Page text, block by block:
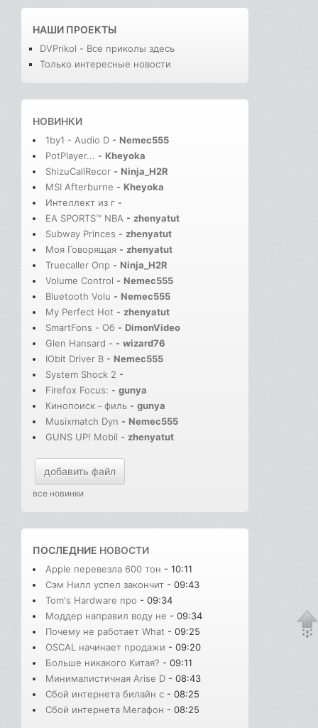
НАШИ ПРОЕКТЫ
DVPrikol - Все приколы здесь
Только интересные новости
НОВИНКИ
1by1 - Audio D - Nemec555
PotPlayer... - Kheyoka
ShizuCallRecor - Ninja_H2R
MSI Afterburne - Kheyoka
Интеллект из г -
EA SPORTS™ NBA - zhenyatut
Subway Princes - zhenyatut
Моя Говорящая - zhenyatut
Truecaller Опр - Ninja_H2R
Volume Control - Nemec555
Bluetooth Volu - Nemec555
My Perfect Hot - zhenyatut
SmartFons - Об - DimonVideo
Glen Hansard - - wizard76
IObit Driver B - Nemec555
System Shock 2 -
Firefox Focus: - gunya
Кинопоиск－филь - gunya
Musixmatch Dyn - Nemec555
GUNS UP! Mobil - zhenyatut
добавить файл
все новинки
ПОСЛЕДНИЕ НОВОСТИ
Apple перевезла 600 тон - 10:11
Сэм Нилл успел закончит - 09:43
Tom's Hardware про - 09:34
Моддер направил воду не - 09:34
Почему не работает What - 09:25
OSCAL начинает продажи - 09:20
Больше никакого Китая? - 09:11
Минималистичная Arise D - 08:43
Сбой интернета билайн с - 08:25
Сбой интернета Мегафон - 08:25